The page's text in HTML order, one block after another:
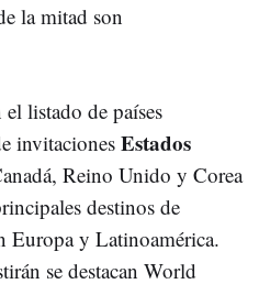
la mitad son
listado de países
invitaciones Estados
Reino Unido y Corea
destinos de
Europa y Latinoamérica.
se destacan World